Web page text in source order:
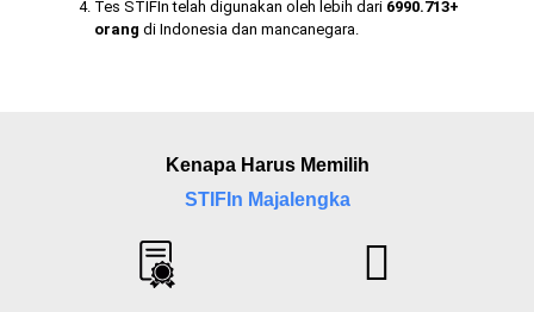
Tes STIFIn telah digunakan oleh lebih dari 6990.713+
orang di Indonesia dan mancanegara.
Kenapa Harus Memilih
STIFIn Majalengka